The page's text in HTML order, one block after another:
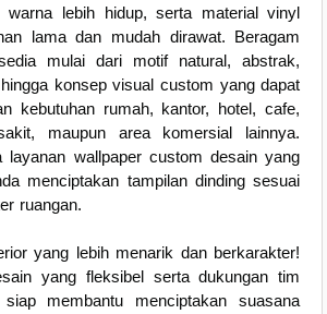
warna lebih hidup, serta material vinyl
lama dan mudah dirawat. Beragam
mulai dari motif natural, abstrak,
konsep visual custom yang dapat
kebutuhan rumah, kantor, hotel, cafe,
maupun area komersial lainnya.
layanan wallpaper custom desain yang
menciptakan tampilan dinding sesuai
ruangan.
yang lebih menarik dan berkarakter!
yang fleksibel serta dukungan tim
membantu menciptakan suasana